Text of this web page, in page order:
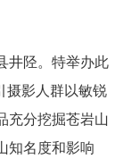
井陉。特举办此
摄影人群以敏锐
充分挖掘苍岩山
知名度和影响